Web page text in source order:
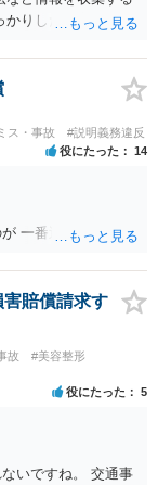
かりした被害届ある
ス・事故 #説明義務違反
役にたった 14
一番近道だね。
賠償請求す
故
#美容整形
役にたった 5
いですね。 交通事